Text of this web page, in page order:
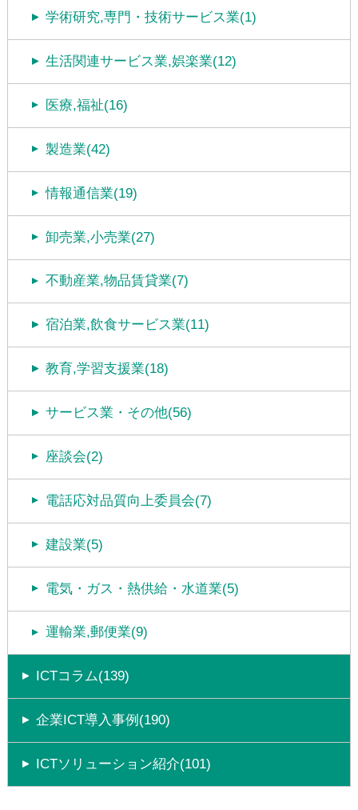
学術研究,専門・技術サービス業(1)
生活関連サービス業,娯楽業(12)
医療,福祉(16)
製造業(42)
情報通信業(19)
卸売業,小売業(27)
不動産業,物品賃貸業(7)
宿泊業,飲食サービス業(11)
教育,学習支援業(18)
サービス業・その他(56)
座談会(2)
電話応対品質向上委員会(7)
建設業(5)
電気・ガス・熱供給・水道業(5)
運輸業,郵便業(9)
ICTコラム(139)
企業ICT導入事例(190)
ICTソリューション紹介(101)